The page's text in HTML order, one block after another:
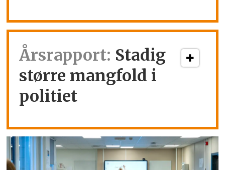
Årsrapport: Stadig
større mangfold i
politiet